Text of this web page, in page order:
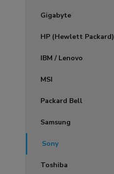
Gigabyte
HP (Hewlett Packard)
IBM / Lenovo
MSI
Packard Bell
Samsung
Sony
Toshiba